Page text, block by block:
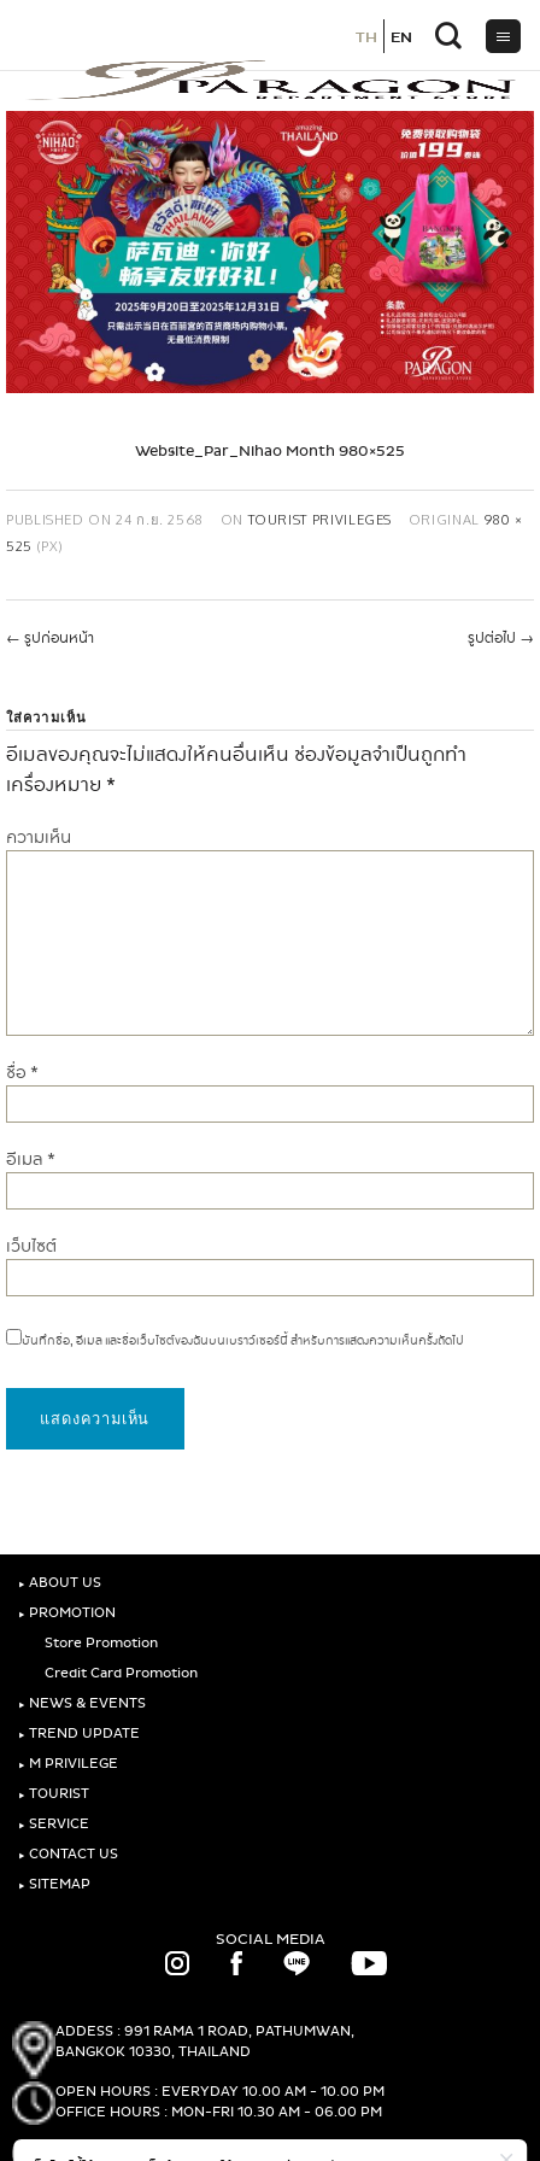
ยัง
เนื้อหา
Website_Par_Nihao Month 980×525
PUBLISHED ON24 ก.ย. 2568 ONTOURIST PRIVILEGES ORIGINAL 980 ×
525 (PX)
← รูปก่อนหน้า รูปต่อไป →
ใส่ความเห็น
อีเมลของคุณจะไม่แสดงให้คนอื่นเห็น ช่องข้อมูลจำเป็นถูกทำ
เครื่องหมาย *
ความเห็น
ชื่อ *
อีเมล *
เว็บไซต์
บันทึกชื่อ, อีเมล และชื่อเว็บไซต์ของฉันบนเบราว์เซอร์นี้ สำหรับการแสดงความเห็นครั้งถัดไป
‣ ABOUT US
‣ PROMOTION
Store Promotion
Credit Card Promotion
‣ NEWS & EVENTS
‣ TREND UPDATE
‣ M PRIVILEGE
‣ TOURIST
‣ SERVICE
‣ CONTACT US
‣ SITEMAP
SOCIAL MEDIA
ADDESS : 991 RAMA 1 ROAD, PATHUMWAN,
BANGKOK 10330, THAILAND
OPEN HOURS : EVERYDAY 10.00 AM - 10.00 PM
OFFICE HOURS : MON-FRI 10.30 AM - 06.00 PM
TH EN
TH EN